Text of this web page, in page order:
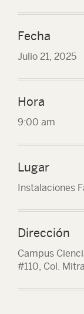
Fecha
Julio 21, 2025
Hora
9:00 am
Lugar
Instalaciones
Dirección
Campus
#110, Col.